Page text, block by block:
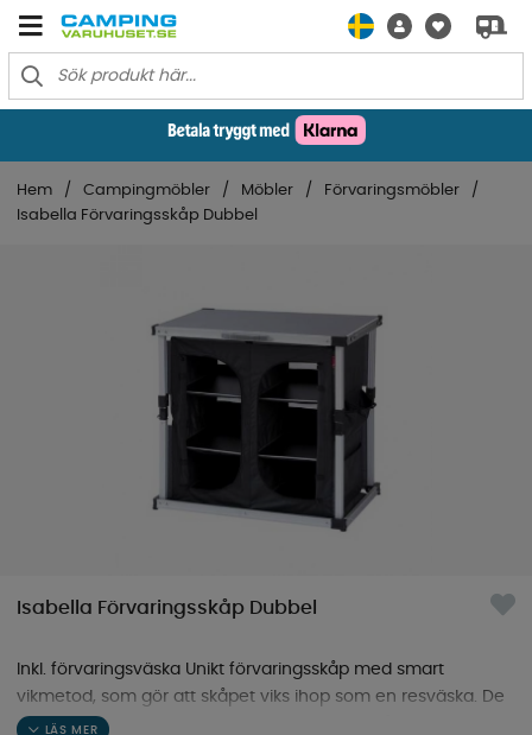
Hem Campingmöbler Möbler
Förvaringsmöbler
Isabella Förvaringsskåp Dubbel
Isabella Förvaringsskåp Dubbel
Inkl. förvaringsväska Unikt förvaringsskåp med smart
vikmetod, som gör att skåpet viks ihop som en resväska. De
fyra benen "knäcks" i beslaget och viks in i skåpet när detta